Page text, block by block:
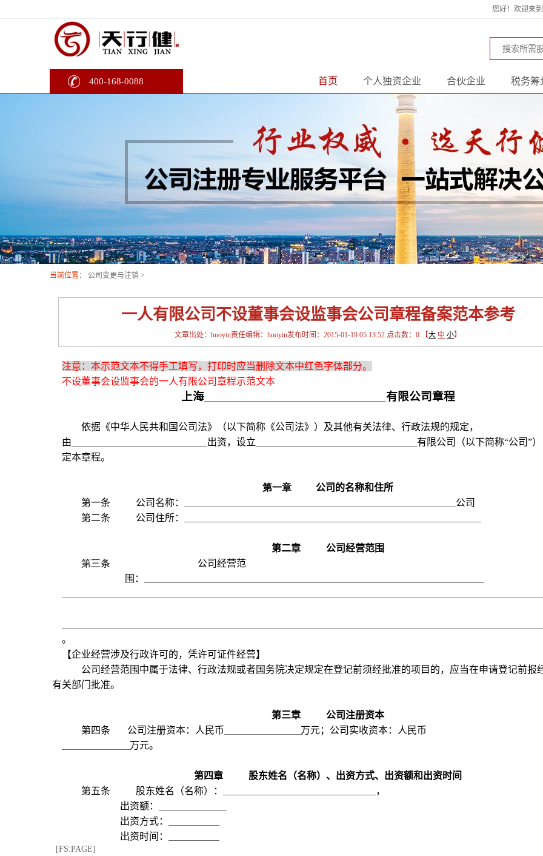
您好！欢迎来
400-168-0088 税务筹
合伙企业
个人独资企业
首页
当前位置： 公司变更与注销 >
一人有限公司不设董事会设监事会公司章程备案范本参考
文章出处：huoyin责任编辑：huoyin发布时间：2015-01-19 05:13:52 点击数： 0 【大 中 小】
注意：本示范文本不得手工填写，打印时应当删除文本中红色字体部分。
不设董事会设监事会的一人有限公司章程示范文本
上海 有限公司章程
依据《中华人民共和国公司法》（以下简称《公司法》）及其他有关法律、行政法规的规定，
由
出资，设立
有限公司（以下简称“公司”
定本章程。
第一章
公司的名称和住所
第一条
公司名称：
公司
第二条
公司住所：
第二章
公司经营范围
第三条
公司经营范
围：
。
【企业经营涉及行政许可的，凭许可证件经营】
公司经营范围中属于法律、行政法规或者国务院决定规定在登记前须经批准的项目的，应当在申请登记前报
有关部门批准。
第三章
公司注册资本
第四条
公司注册资本：人民币
万元；公司实收资本：人民币
万元。
第四章
股东姓名（名称）、出资方式、出资额和出资时间
第五条
股东姓名（名称）：
，
出资额：
出资方式：
出资时间：
[FS:PAGE]